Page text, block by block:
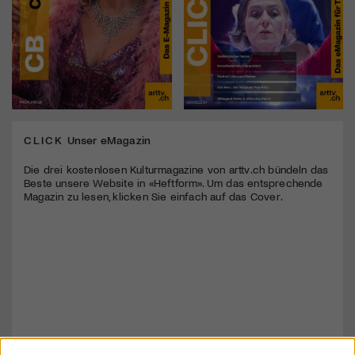
CLICK Unser eMagazin
Die drei kostenlosen Kulturmagazine von arttv.ch bündeln das
Beste unsere Website in «Heftform». Um das entsprechende
Magazin zu lesen, klicken Sie einfach auf das Cover.